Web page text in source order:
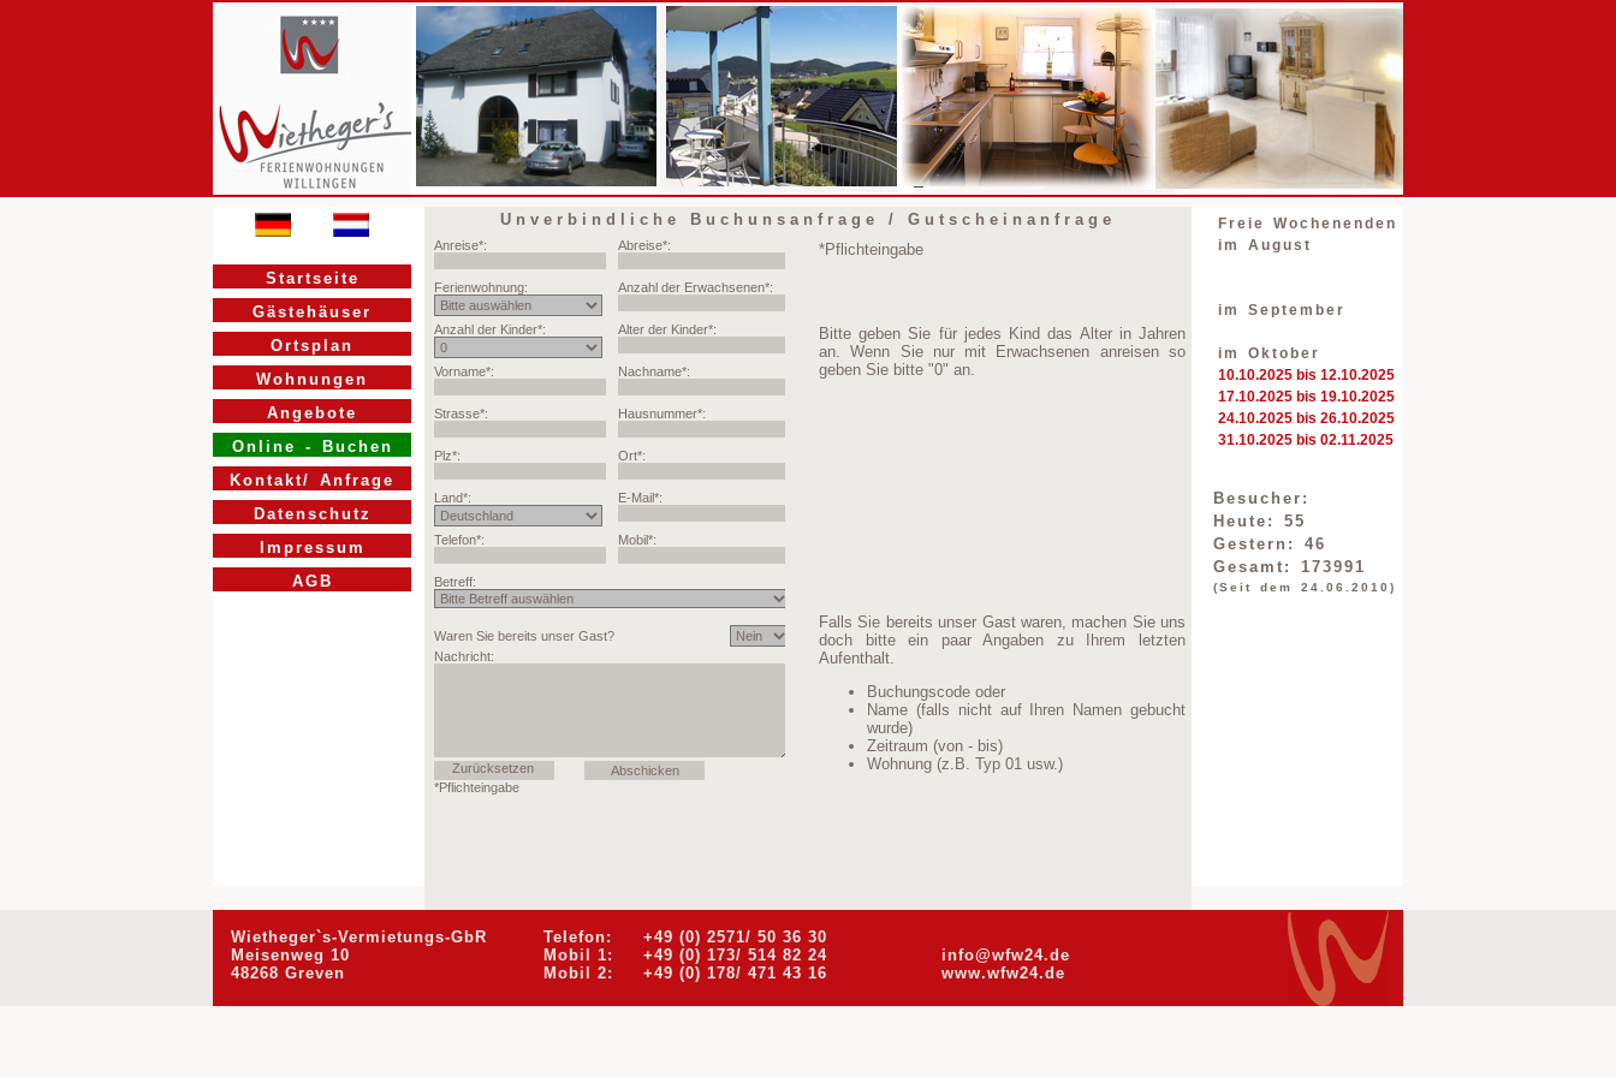
Startseite
Gästehäuser
Ortsplan
Wohnungen
Angebote
Online - Buchen
Kontakt/ Anfrage
Datenschutz
Impressum
AGB
Freie Wochenenden
im August
im September
im Oktober
10.10.2025 bis 12.10.2025
17.10.2025 bis 19.10.2025
24.10.2025 bis 26.10.2025
31.10.2025 bis 02.11.2025
Besucher:
Heute: 55
Gestern: 46
Gesamt: 173991
(Seit dem 24.06.2010)
Unverbindliche Buchunsanfrage / Gutscheinanfrage
*Pflichteingabe
Bitte geben Sie für jedes Kind das Alter in Jahren
an. Wenn Sie nur mit Erwachsenen anreisen so
geben Sie bitte "0" an.
Falls Sie bereits unser Gast waren, machen Sie uns
doch bitte ein paar Angaben zu Ihrem letzten
Aufenthalt.
Buchungscode oder
Name (falls nicht auf Ihren Namen gebucht
wurde)
Zeitraum (von - bis)
Wohnung (z.B. Typ 01 usw.)
Wietheger`s-Vermietungs-GbR
Meisenweg 10
48268 Greven
Telefon:
Mobil 1:
Mobil 2:
+49 (0) 2571/ 50 36 30
+49 (0) 173/ 514 82 24
+49 (0) 178/ 471 43 16
info@wfw24.de
www.wfw24.de